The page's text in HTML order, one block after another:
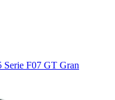
Serie F07 GT Gran